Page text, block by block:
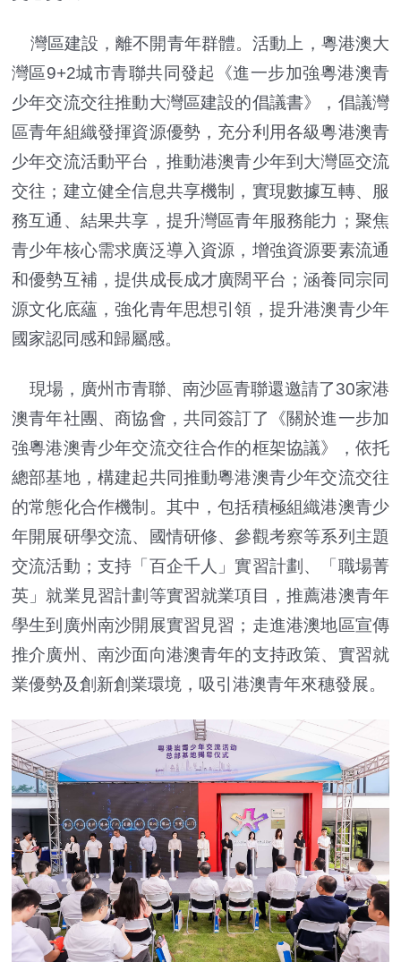
灣區建設，離不開青年群體。活動上，粵港澳大
灣區9+2城市青聯共同發起《進一步加強粵港澳青
少年交流交往推動大灣區建設的倡議書》，倡議灣
區青年組織發揮資源優勢，充分利用各級粵港澳青
少年交流活動平台，推動港澳青少年到大灣區交流
交往；建立健全信息共享機制，實現數據互轉、服
務互通、結果共享，提升灣區青年服務能力；聚焦
青少年核心需求廣泛導入資源，增強資源要素流通
和優勢互補，提供成長成才廣闊平台；涵養同宗同
源文化底蘊，強化青年思想引領，提升港澳青少年
國家認同感和歸屬感。
現場，廣州市青聯、南沙區青聯還邀請了30家港
澳青年社團、商協會，共同簽訂了《關於進一步加
強粵港澳青少年交流交往合作的框架協議》，依托
總部基地，構建起共同推動粵港澳青少年交流交往
的常態化合作機制。其中，包括積極組織港澳青少
年開展研學交流、國情研修、參觀考察等系列主題
交流活動；支持「百企千人」實習計劃、「職場菁
英」就業見習計劃等實習就業項目，推薦港澳青年
學生到廣州南沙開展實習見習；走進港澳地區宣傳
推介廣州、南沙面向港澳青年的支持政策、實習就
業優勢及創新創業環境，吸引港澳青年來穗發展。